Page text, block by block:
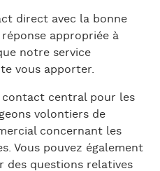
direct avec la bonne
appropriée à
notre service
vous apporter.
contact central pour les
volontiers de
concernant les
Vous pouvez également
des questions relatives